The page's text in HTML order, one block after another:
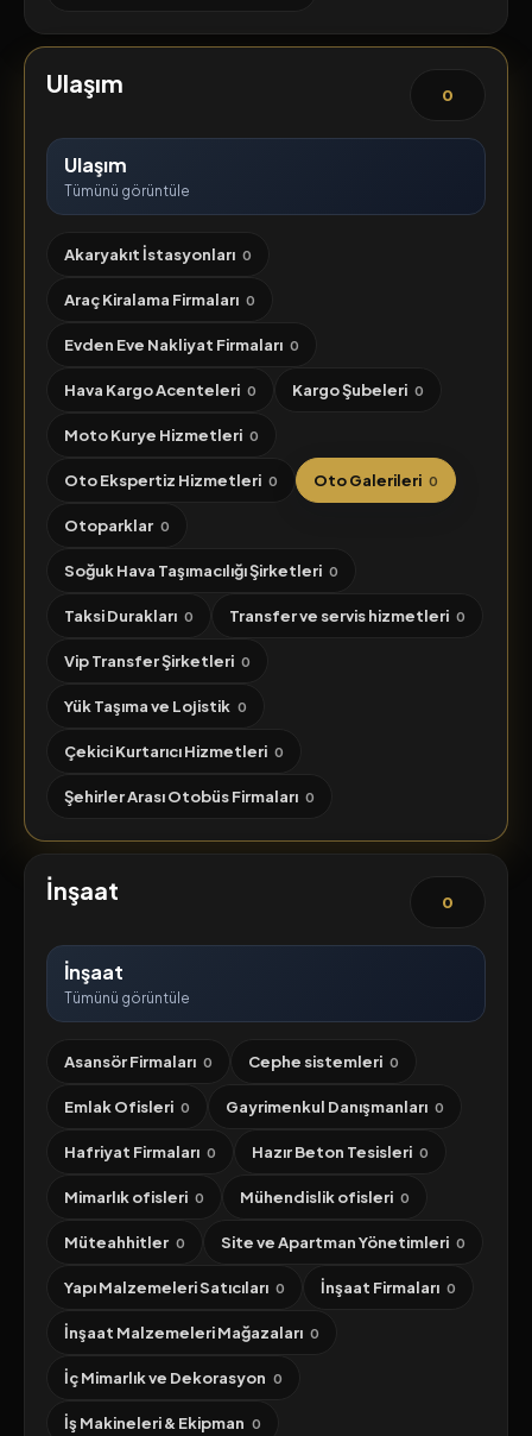
Ulaşım 0
Ulaşım
Tümünü görüntüle
Akaryakıt İstasyonları 0
Araç Kiralama Firmaları 0
Evden Eve Nakliyat Firmaları 0
Hava Kargo Acenteleri 0 Kargo Şubeleri 0
Moto Kurye Hizmetleri 0
Oto Ekspertiz Hizmetleri 0 Oto Galerileri 0
Otoparklar 0
Soğuk Hava Taşımacılığı Şirketleri 0
Taksi Durakları 0 Transfer ve servis hizmetleri 0
Vip Transfer Şirketleri 0
Yük Taşıma ve Lojistik 0
Çekici Kurtarıcı Hizmetleri 0
Şehirler Arası Otobüs Firmaları 0
İnşaat 0
İnşaat
Tümünü görüntüle
Asansör Firmaları 0 Cephe sistemleri 0
Emlak Ofisleri 0 Gayrimenkul Danışmanları 0
Hafriyat Firmaları 0 Hazır Beton Tesisleri 0
Mimarlık ofisleri 0 Mühendislik ofisleri 0
Müteahhitler 0 Site ve Apartman Yönetimleri 0
Yapı Malzemeleri Satıcıları 0 İnşaat Firmaları 0
İnşaat Malzemeleri Mağazaları 0
İç Mimarlık ve Dekorasyon 0
İş Makineleri & Ekipman 0